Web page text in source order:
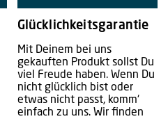
Glücklichkeitsgarantie
Mit Deinem bei uns
gekauften Produkt sollst Du
viel Freude haben. Wenn Du
nicht glücklich bist oder
etwas nicht passt, komm‘
einfach zu uns. Wir finden